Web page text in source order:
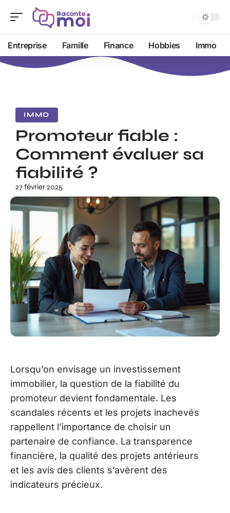
Entreprise Famille Finance Hobbies Immo
IMMO
Promoteur fiable :
Comment évaluer sa
fiabilité ?
27 février 2025
Lorsqu’on envisage un investissement
immobilier, la question de la fiabilité du
promoteur devient fondamentale. Les
scandales récents et les projets inachevés
rappellent l’importance de choisir un
partenaire de confiance. La transparence
financière, la qualité des projets antérieurs
et les avis des clients s’avèrent des
indicateurs précieux.